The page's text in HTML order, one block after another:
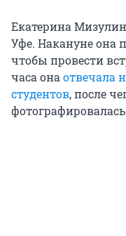
Екатерина
Уфе. Накануне она
чтобы провести
часа онаотвечала
студентов, после